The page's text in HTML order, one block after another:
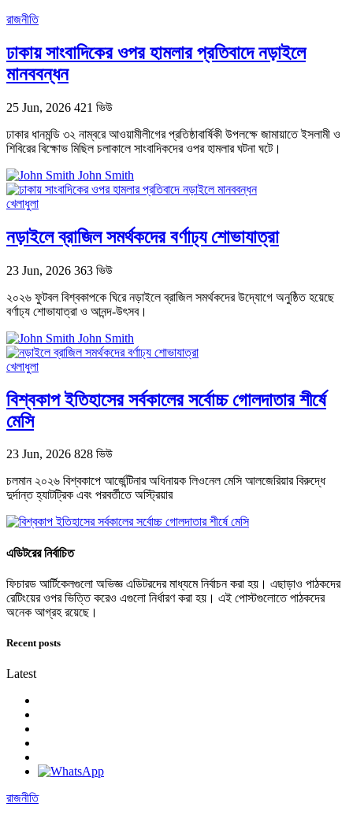
রাজনীতি
ঢাকায় সাংবাদিকের ওপর হামলার প্রতিবাদে নড়াইলে
মানববন্ধন
25 Jun, 2026 421 ভিউ
ঢাকার ধানমন্ডি ৩২ নাম্বরে আওয়ামীলীগের প্রতিষ্ঠাবার্ষিকী উপলক্ষে জামায়াতে ইসলামী ও
শিবিরের বিক্ষোভ মিছিল চলাকালে সাংবাদিকদের ওপর হামলার ঘটনা ঘটে।
John Smith
খেলাধুলা
নড়াইলে ব্রাজিল সমর্থকদের বর্ণাঢ্য শোভাযাত্রা
23 Jun, 2026 363 ভিউ
২০২৬ ফুটবল বিশ্বকাপকে ঘিরে নড়াইলে ব্রাজিল সমর্থকদের উদ্যোগে অনুষ্ঠিত হয়েছে
বর্ণাঢ্য শোভাযাত্রা ও আনন্দ-উৎসব।
John Smith
খেলাধুলা
বিশ্বকাপ ইতিহাসের সর্বকালের সর্বোচ্চ গোলদাতার শীর্ষে
মেসি
23 Jun, 2026 828 ভিউ
চলমান ২০২৬ বিশ্বকাপে আর্জেন্টিনার অধিনায়ক লিওনেল মেসি আলজেরিয়ার বিরুদ্ধে
দুর্দান্ত হ্যাটট্রিক এবং পরবর্তীতে অস্ট্রিয়ার
এডিটরের নির্বাচিত
ফিচারড আর্টিকেলগুলো অভিজ্ঞ এডিটরদের মাধ্যমে নির্বাচন করা হয়। এছাড়াও পাঠকদের
রেটিংয়ের ওপর ভিত্তি করেও এগুলো নির্ধারণ করা হয়। এই পোস্টগুলোতে পাঠকদের
অনেক আগ্রহ রয়েছে।
Recent posts
Latest
রাজনীতি